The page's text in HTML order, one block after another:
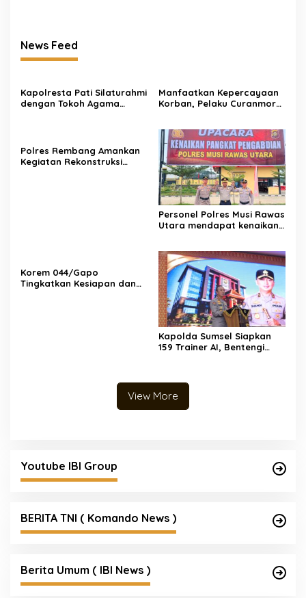
News Feed
Kapolresta Pati Silaturahmi
dengan Tokoh Agama
Manfaatkan Kepercayaan
Korban, Pelaku Curanmor
Polres Rembang Amankan
Kegiatan Rekonstruksi
Personel Polres Musi Rawas
Utara mendapat kenaikan
kini berpangkat Kompol,
naik setingkat dari AKBP.
Korem 044/Gapo
Tingkatkan Kesiapan dan
Kapolda Sumsel Siapkan
159 Trainer AI, Bentengi
View More
Youtube IBI Group
BERITA TNI ( Komando News )
Berita Umum ( IBI News )